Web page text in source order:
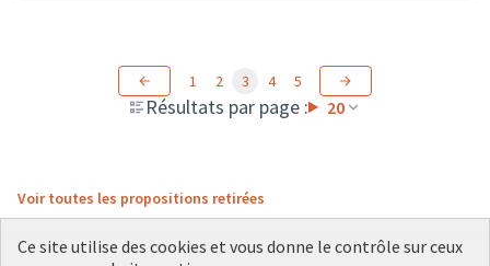
Résultats par page : 20
1 2 3 4 5
Voir toutes les propositions retirées
Ce site utilise des cookies et vous donne le contrôle sur ceux